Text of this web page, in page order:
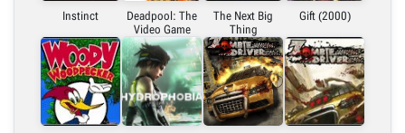
Instinct
Deadpool: The
Video Game
The Next Big
Thing
Gift (2000)